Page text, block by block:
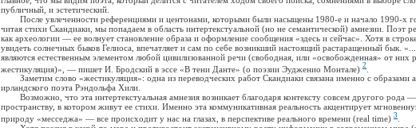
публичный, и эстетический.
После увлеченности референциями и центонами, которыми были насыщены 1980-е и начало 1990-х
читая стихи Скандиаки, мы попадаем в область интертекстуальной (но не семантической) амнезии. Поэт
как археологии — ее волнует становление образа и оформление сообщения «здесь и сейчас». Хотя в
увидеть солнечных быков Гелиоса, впечатляет и сам по себе возникший настоящий растаращенный бык.
являются естественным элементом любой цивилизованной речи (свободная, или «освобожденная» от них
жестикуляция)», — пишет И. Бродский в эссе «В тени Данте» (о поэзии Эудженио Монтале) 2
Заметим слово «жестикуляция»: одна из переводческих работ Скандиаки связана именно с образами
ирландского поэта Рэндольфа Хили.
Возможно, что эта интертекстуальная амнезия возникает благодаря контексту совсем другого рода
пространству, в котором живут ее стихи. Именно эта коммуникативная реальность акцентирует
природу «месседжа» — все происходит у нас на глазах, в перспективе реального времени (real time) 3